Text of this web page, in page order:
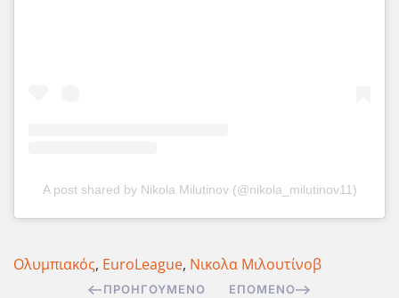
A post shared by Nikola Milutinov (@nikola_milutinov11)
Ολυμπιακός, EuroLeague, Νικολα Μιλουτίνοβ
ΠΡΟΗΓΟΎΜΕΝΟ ΕΠΌΜΕΝΟ